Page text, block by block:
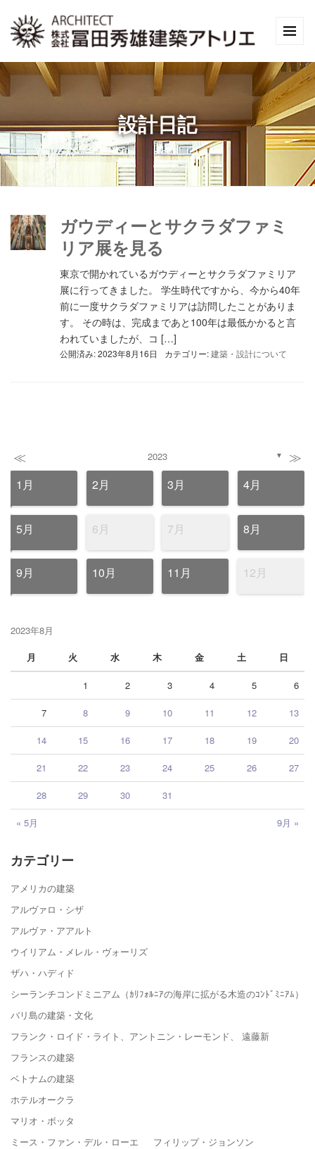
設計日記
ガウディーとサクラダファミ
リア展を見る
東京で開かれているガウディーとサクラダファミリア
展に行ってきました。 学生時代ですから、今から40年
前に一度サクラダファミリアは訪問したことがありま
す。 その時は、完成まであと100年は最低かかると言
われていましたが、コ […]
公開済み: 2023年8月16日 カテゴリー:建築・設計について
≪ 2023 ▼ ≫
1月 2月 3月 4月
5月 6月 7月 8月
9月 10月 11月 12月
2023年8月
月
火 水 木 金 土 日
« 5月 9月 »
1 2 3 4 5 6
7 8 9 10 11 12 13
14 15 16 17 18 19 20
21 22 23 24 25 26 27
28 29 30 31
カテゴリー
アメリカの建築
アルヴァロ・シザ
アルヴァ・アアルト
ウイリアム・メレル・ヴォーリズ
ザハ・ハディド
シーランチコンドミニアム（ｶﾘﾌｫﾙﾆｱの海岸に拡がる木造のｺﾝﾄﾞﾐﾆｱﾑ）
バリ島の建築・文化
フランク・ロイド・ライト、アントニン・レーモンド、 遠藤新
フランスの建築
ベトナムの建築
ホテルオークラ
マリオ・ボッタ
ミース・ファン・デル・ローエ フィリップ・ジョンソン